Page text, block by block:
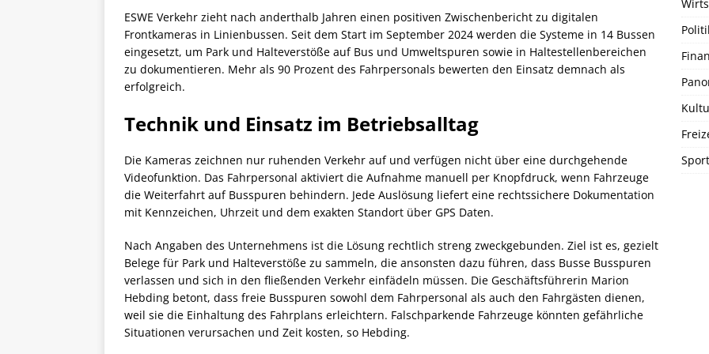
ESWE Verkehr zieht nach anderthalb Jahren einen positiven Zwischenbericht zu digitalen
Frontkameras in Linienbussen. Seit dem Start im September 2024 werden die Systeme in 14 Bussen
eingesetzt, um Park und Halteverstöße auf Bus und Umweltspuren sowie in Haltestellenbereichen
zu dokumentieren. Mehr als 90 Prozent des Fahrpersonals bewerten den Einsatz demnach als
erfolgreich.
Technik und Einsatz im Betriebsalltag
Die Kameras zeichnen nur ruhenden Verkehr auf und verfügen nicht über eine durchgehende
Videofunktion. Das Fahrpersonal aktiviert die Aufnahme manuell per Knopfdruck, wenn Fahrzeuge
die Weiterfahrt auf Busspuren behindern. Jede Auslösung liefert eine rechtssichere Dokumentation
mit Kennzeichen, Uhrzeit und dem exakten Standort über GPS Daten.
Nach Angaben des Unternehmens ist die Lösung rechtlich streng zweckgebunden. Ziel ist es, gezielt
Belege für Park und Halteverstöße zu sammeln, die ansonsten dazu führen, dass Busse Busspuren
verlassen und sich in den fließenden Verkehr einfädeln müssen. Die Geschäftsführerin Marion
Hebding betont, dass freie Busspuren sowohl dem Fahrpersonal als auch den Fahrgästen dienen,
weil sie die Einhaltung des Fahrplans erleichtern. Falschparkende Fahrzeuge könnten gefährliche
Situationen verursachen und Zeit kosten, so Hebding.
Sport